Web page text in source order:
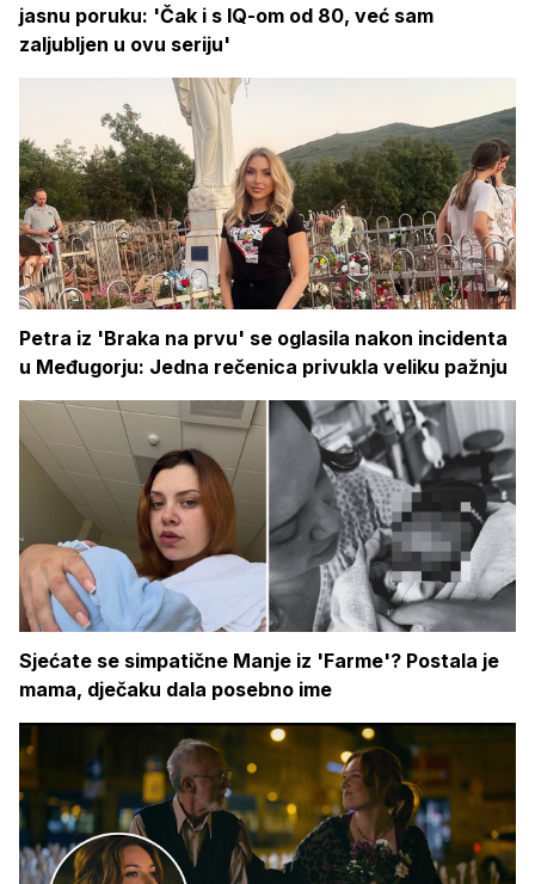
jasnu poruku: 'Čak i s IQ-om od 80, već sam
zaljubljen u ovu seriju'
Petra iz 'Braka na prvu' se oglasila nakon incidenta
u Međugorju: Jedna rečenica privukla veliku pažnju
Sjećate se simpatične Manje iz 'Farme'? Postala je
mama, dječaku dala posebno ime